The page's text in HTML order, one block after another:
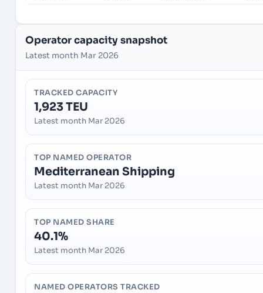
Operator capacity snapshot
Latest month Mar 2026
TRACKED CAPACITY
1,923 TEU
Latest month Mar 2026
TOP NAMED OPERATOR
Mediterranean Shipping
Latest month Mar 2026
TOP NAMED SHARE
40.1%
Latest month Mar 2026
NAMED OPERATORS TRACKED